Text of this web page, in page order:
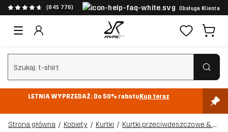
(845 776) Obsługa Klienta
Wyczyść wyszukiwanie
LETNIA WYPRZEDAŻ: Do 50% rabatuKup teraz
Strona główna Kobiety Kurtki Kurtki przeciwdeszczowe & shellowe